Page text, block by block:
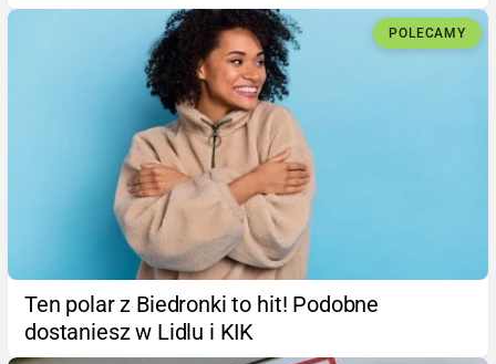
POLECAMY
Ten polar z Biedronki to hit! Podobne
dostaniesz w Lidlu i KIK